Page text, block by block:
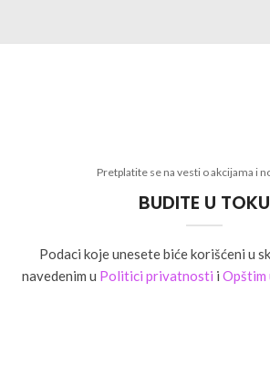
Pretplatite se na vesti o akcijama i
BUDITE U TOKU
Podaci koje unesete biće korišćeni u
navedenim u Politici privatnosti i Opštim